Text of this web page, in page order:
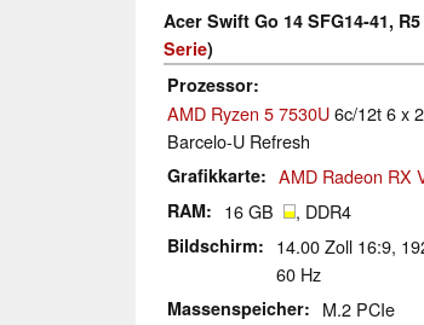
Acer Swift Go 14 SFG14-41, R5
Serie)
Prozessor
AMD Ryzen 5 7530U6c/12t 6 x
Barcelo-U Refresh
Grafikkarte AMD Radeon RX
RAM 16 GB , DDR4
Bildschirm
14.00 Zoll 16:9,
60 Hz
Massenspeicher M.2 PCIe